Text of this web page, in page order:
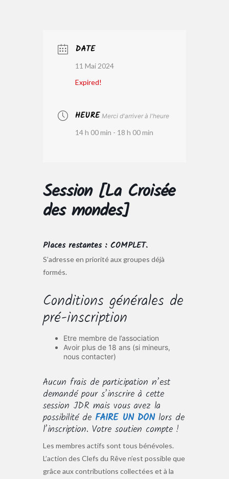
DATE
11 Mai 2024
Expired!
HEURE Merci d'arriver à l'heure
14 h 00 min - 18 h 00 min
Session [La Croisée
des mondes]
Places restantes : COMPLET.
S’adresse en priorité aux groupes déjà
formés.
Conditions générales de
pré-inscription
Etre membre de l’association
Avoir plus de 18 ans (si mineurs,
nous contacter)
Aucun frais de participation n’est
demandé pour s’inscrire à cette
session JDR mais vous avez la
possibilité de FAIRE UN DON lors de
l’inscription. Votre soutien compte !
Les membres actifs sont tous bénévoles.
L’action des Clefs du Rêve n’est possible que
grâce aux contributions collectées et à la